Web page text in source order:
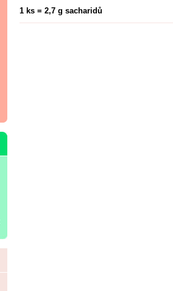
1 ks = 2,7 g sacharidů